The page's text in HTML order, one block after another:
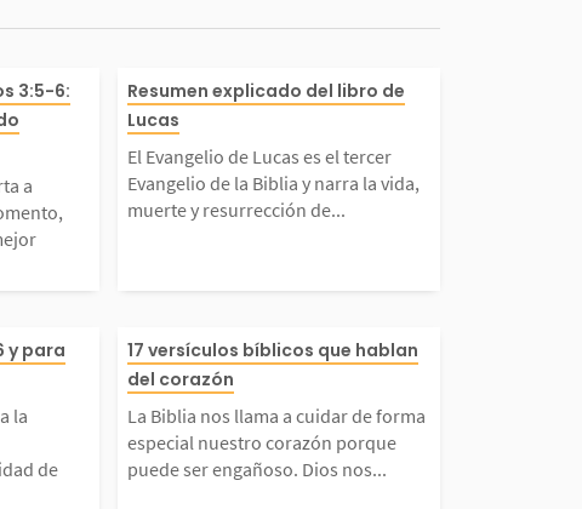
6 nos exhorta
en todo mo
sabe lo que
Nues
y nue
3:5-6:
a
El Evangelio de Lucas es
ercer Evangelio de la
y narra la vida, muerte y
urrección de Jesús.
detalles exclusivos, como
visita de los...
Resumen explicado del libro de
Lucas
El Evangelio de Lucas es el tercer
Evangelio de la Biblia y narra la vida,
muerte y resurrección de...
un llamado a
la gratitud y el
de la fidelida
y para
la
de
La Biblia nos llama a
de forma especial nuestro
razón porque puede ser
17 versículos bíblicos que hablan
del corazón
La Biblia nos llama a cuidar de forma
especial nuestro corazón porque
puede ser engañoso. Dios nos...